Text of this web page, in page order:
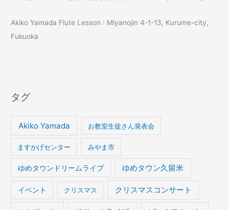
Akiko Yamada Flute Lesson : Miyanojin 4-1-13, Kurume-city,
Fukuoka
タグ
Akiko Yamada お教室生徒さん発表会
ますかげセンター みやま市
ゆめタウンドリームライブ ゆめタウン久留米
イベント クリスマス クリスマスコンサート